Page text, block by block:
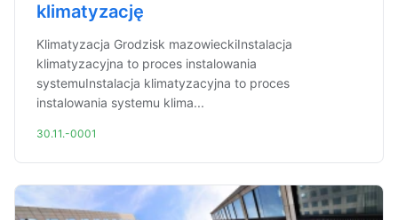
klimatyzację
Klimatyzacja Grodzisk mazowieckiInstalacja
klimatyzacyjna to proces instalowania
systemuInstalacja klimatyzacyjna to proces
instalowania systemu klima...
30.11.-0001